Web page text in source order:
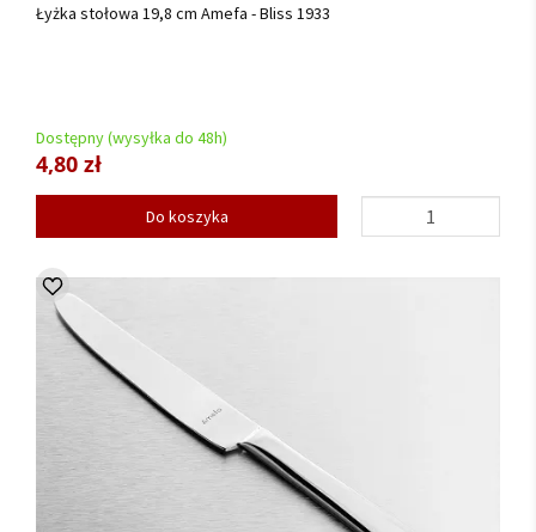
Łyżka stołowa 19,8 cm Amefa - Bliss 1933
Dostępny (wysyłka do 48h)
4,80 zł
Do koszyka